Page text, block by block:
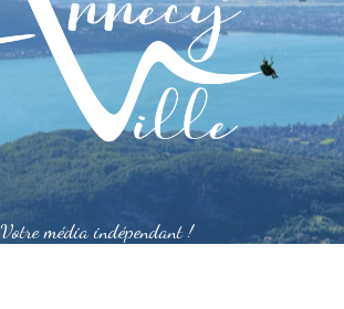
Votre média indépendant !